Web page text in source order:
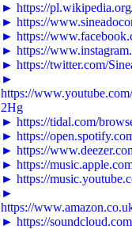
► https://
► https://
► https://
► https://
► https://twitter.com/
►
https://
2Hg
► https://tidal.com/
► https://
► https://
► https://
► https://
►
https://
► https://